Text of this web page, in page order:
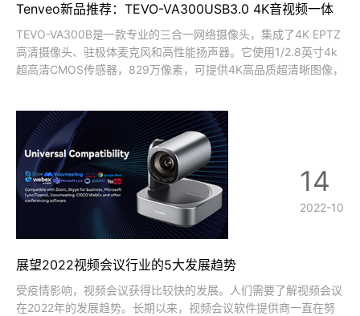
Tenveo新品推荐：TEVO-VA300USB3.0 4K音视频一体
机
TEVO-VA300B是一款专业的三合一网络摄像头，集成了4K EPTZ
高清摄像头、驻极体麦克风和高性能扬声器。它使用1/2.8英寸4k
超高清CMOS传感器，829万像素，可提供4K高品质超清晰图像，
展望2022视频会议行业的5大发展趋势
受疫情影响，视频会议获得比较快的发展。人们需要了解视频会议
在2022年的发展趋势。长期以来，视频会议软件提供商一直在努
14
2022-10